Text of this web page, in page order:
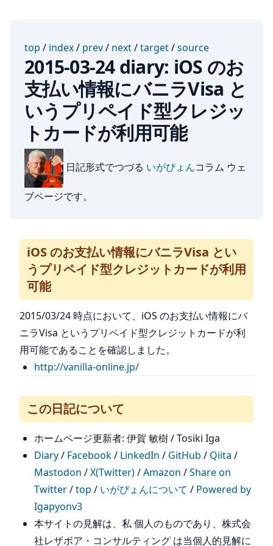
top / index/ prev/ next/target/source
2015-03-24 diary: iOS のお
支払い情報にバニラVisa と
いうプリペイド型クレジッ
トカードが利用可能
日記形式でつづる いがぴょんコラム ウェ
ブページです。
iOS のお支払い情報にバニラVisa とい
うプリペイド型クレジットカードが利用
可能
2015/03/24 時点において、iOS のお支払い情報にバ
ニラVisa というプリペイド型クレジットカードが利
用可能であることを確認しました。
http://vanilla-online.jp/
この日記について
ホームページ更新者: 伊賀 敏樹 / Tosiki Iga
Diary/ Facebook/ LinkedIn / GitHub / Qiita /
Mastodon /X(Twitter)/Amazon /Share on
Twitter/top / いがぴょんについて / Powered by
Igapyonv3
本サイトの見解は、私 個人のものであり、株式会
社レザボア・コンサルティング は当個人的見解に